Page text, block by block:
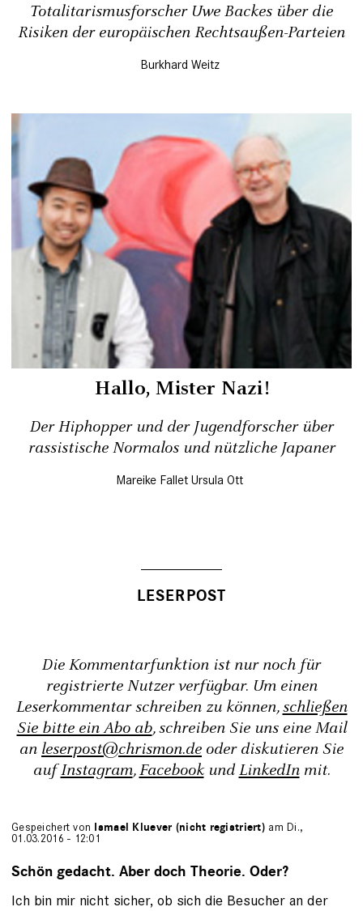
Totalitarismusforscher Uwe Backes über die
Risiken der europäischen Rechtsaußen-Parteien
Burkhard Weitz
Hallo, Mister Nazi!
Der Hiphopper und der Jugendforscher über
rassistische Normalos und nützliche Japaner
Mareike Fallet Ursula Ott
Die Kommentarfunktion ist nur noch für
registrierte Nutzer verfügbar. Um einen
Leserkommentar schreiben zu können,schließen
Sie bitte ein Abo ab, schreiben Sie uns eine Mail
an leserpost@chrismon.de oder diskutieren Sie
aufInstagram,FacebookundLinkedInmit.
Gespeichert von Ismael Kluever (nicht registriert) am Di.,
01.03.2016 - 12:01
Schön gedacht. Aber doch Theorie. Oder?
Ich bin mir nicht sicher, ob sich die Besucher an der